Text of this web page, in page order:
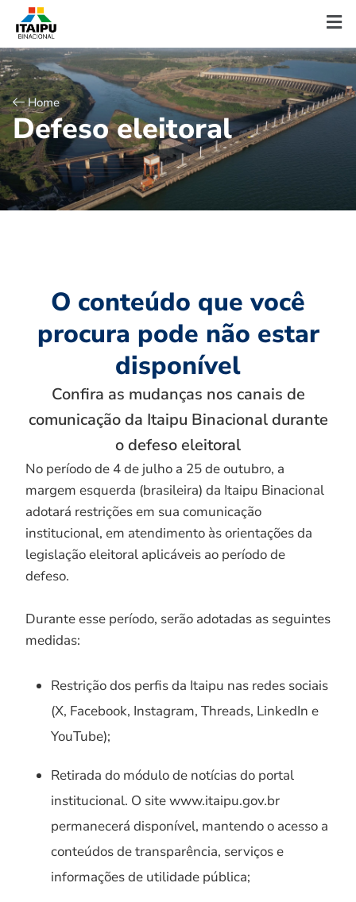
Home
Defeso eleitoral
O conteúdo que você
procura pode não estar
disponível
Confira as mudanças nos canais de
comunicação da Itaipu Binacional durante
o defeso eleitoral
No período de 4 de julho a 25 de outubro, a
margem esquerda (brasileira) da Itaipu Binacional
adotará restrições em sua comunicação
institucional, em atendimento às orientações da
legislação eleitoral aplicáveis ao período de
defeso.
Durante esse período, serão adotadas as seguintes
medidas:
Restrição dos perfis da Itaipu nas redes sociais
(X, Facebook, Instagram, Threads, LinkedIn e
YouTube);
Retirada do módulo de notícias do portal
institucional. O site www.itaipu.gov.br
permanecerá disponível, mantendo o acesso a
conteúdos de transparência, serviços e
informações de utilidade pública;